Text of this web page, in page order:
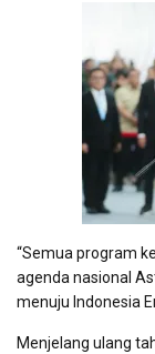
“Semua program
agenda nasional
menuju Indonesia
Menjelang ulang